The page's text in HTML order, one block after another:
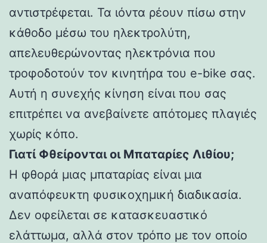
αντιστρέφεται. Τα ιόντα ρέουν πίσω στην
κάθοδο μέσω του ηλεκτρολύτη,
απελευθερώνοντας ηλεκτρόνια που
τροφοδοτούν τον κινητήρα του e-bike σας.
Αυτή η συνεχής κίνηση είναι που σας
επιτρέπει να ανεβαίνετε απότομες πλαγιές
χωρίς κόπο.
Γιατί Φθείρονται οι Μπαταρίες Λιθίου;
Η φθορά μιας μπαταρίας είναι μια
αναπόφευκτη φυσικοχημική διαδικασία.
Δεν οφείλεται σε κατασκευαστικό
ελάττωμα, αλλά στον τρόπο με τον οποίο